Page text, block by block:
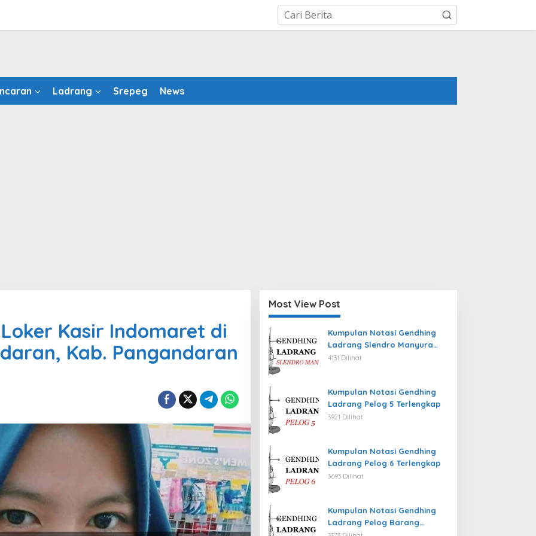
Ladrang Srepeg News
Kasir Indomaret di
Kab. Pangandaran
Most View Post
Kumpulan Notasi Gendhing
Ladrang Slendro Manyura
Terlengkap
4131 Dilihat
Kumpulan Notasi Gendhing
Ladrang Pelog 5 Terlengkap
3921 Dilihat
Kumpulan Notasi Gendhing
Ladrang Pelog 6 Terlengkap
3693 Dilihat
Kumpulan Notasi Gendhing
Ladrang Pelog Barang